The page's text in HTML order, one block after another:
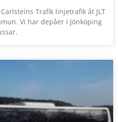
Trafik linjetrafik åt JLT
Vi har depåer i Jönköping